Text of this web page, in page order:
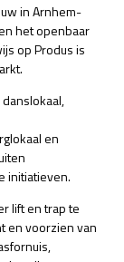
in Arnhem-
het openbaar
op Produs is
en
initiatieven.
lift en trap te
en voorzien van